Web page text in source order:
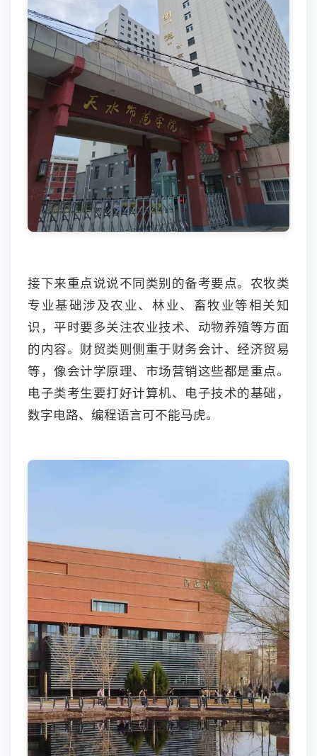
接下来重点说说不同类别的备考要点。农牧类
专业基础涉及农业、林业、畜牧业等相关知
识，平时要多关注农业技术、动物养殖等方面
的内容。财贸类则侧重于财务会计、经济贸易
等，像会计学原理、市场营销这些都是重点。
电子类考生要打好计算机、电子技术的基础，
数字电路、编程语言可不能马虎。